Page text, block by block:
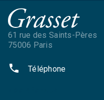
61 rue des Saints-Pères
75006 Paris
phone Téléphone